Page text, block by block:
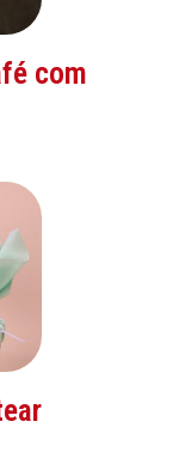
com